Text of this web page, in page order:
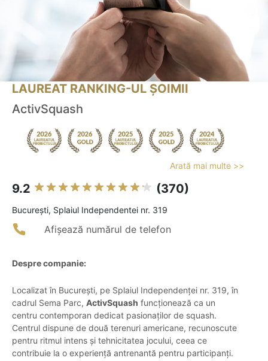
LAUREAT RANKING-UL ȘOIMII
ActivSquash
Arată mai multe >>
9.2 (370)
Bucureşti, Splaiul Independentei nr. 319
Afișează numărul de telefon
Despre companie:
Localizat în București, pe Splaiul Independenței nr. 319, în
cadrul Sema Parc, ActivSquash funcționează ca un
centru contemporan dedicat pasionaților de squash.
Centrul dispune de două terenuri americane, recunoscute
pentru ritmul intens și tehnicitatea jocului, ceea ce
contribuie la o experiență antrenantă pentru participanți.